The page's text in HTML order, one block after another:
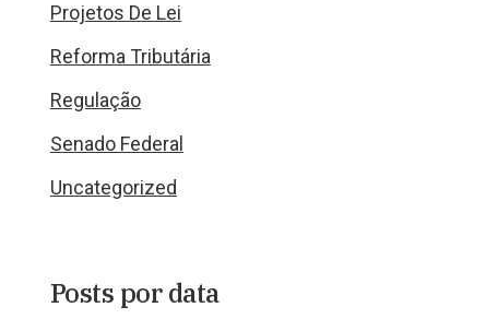
Projetos De Lei
Reforma Tributária
Regulação
Senado Federal
Uncategorized
Posts por data